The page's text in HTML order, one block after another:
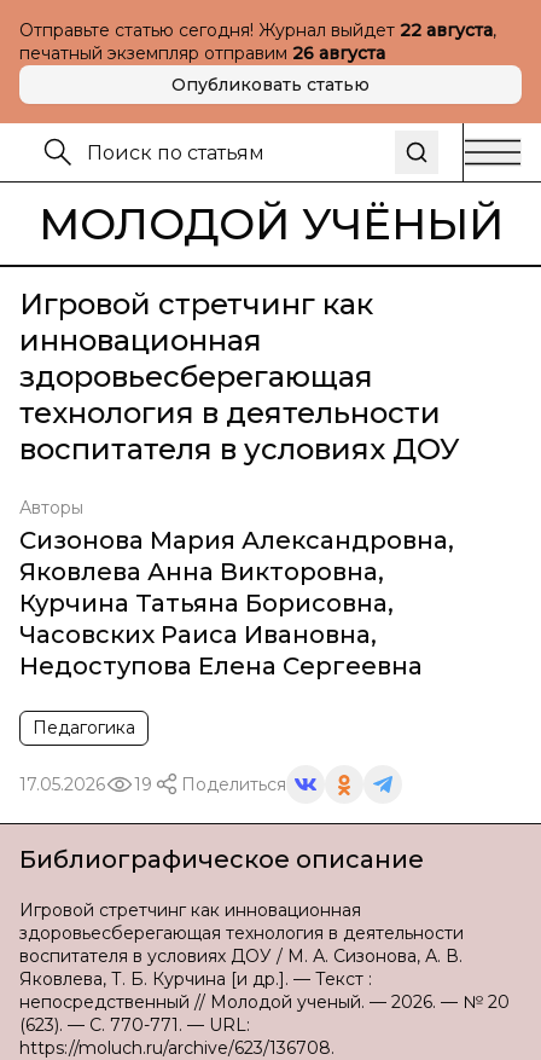
Отправьте статью сегодня! Журнал выйдет 22 августа,
печатный экземпляр отправим 26 августа
Опубликовать статью
МОЛОДОЙ УЧЁНЫЙ
Игровой стретчинг как
инновационная
здоровьесберегающая
технология в деятельности
воспитателя в условиях ДОУ
Авторы
Сизонова Мария Александровна,
Яковлева Анна Викторовна,
Курчина Татьяна Борисовна,
Часовских Раиса Ивановна,
Недоступова Елена Сергеевна
Педагогика
17.05.2026 19 Поделиться
Библиографическое описание
Игровой стретчинг как инновационная
здоровьесберегающая технология в деятельности
воспитателя в условиях ДОУ / М. А. Сизонова, А. В.
Яковлева, Т. Б. Курчина [и др.]. — Текст :
непосредственный // Молодой ученый. — 2026. — № 20
(623). — С. 770-771. — URL:
https://moluch.ru/archive/623/136708.